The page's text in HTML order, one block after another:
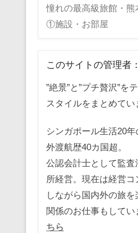
憧れの最高級旅館・
①施設・お部屋
このサイトの管理者
”絶景”と”プチ贅沢”を
スタイルをまとめてい
シンガポール生活20
外渡航歴40カ国超。
公認会計士として監
所経営。現在は経営
しながら国内外の旅
関係のお仕事もしてい
ちら